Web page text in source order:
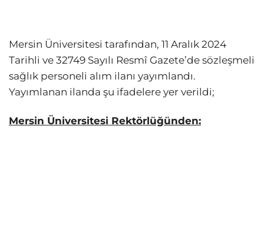
Mersin Üniversitesi tarafından, 11 Aralık 2024
Tarihli ve 32749 Sayılı Resmî Gazete’de sözleşmeli
sağlık personeli alım ilanı yayımlandı.
Yayımlanan ilanda şu ifadelere yer verildi;
Mersin Üniversitesi Rektörlüğünden: